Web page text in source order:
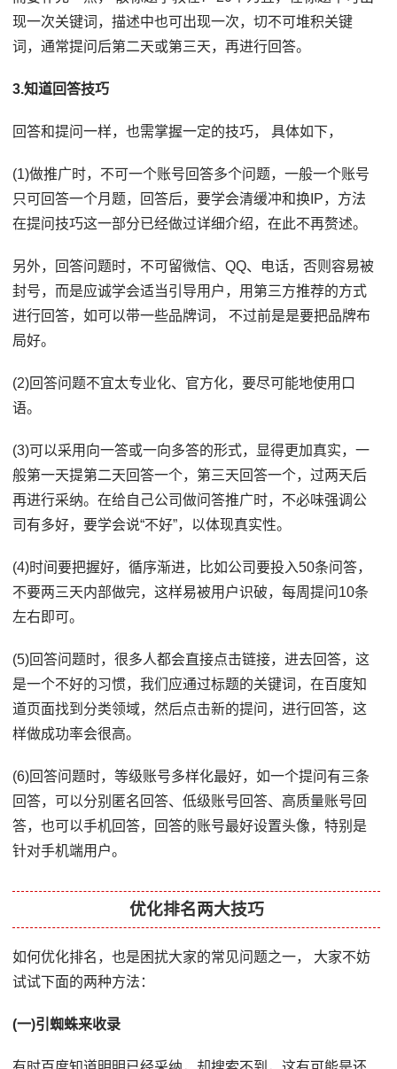
现一次关键词，描述中也可出现一次，切不可堆积关键
词，通常提问后第二天或第三天，再进行回答。
3.知道回答技巧
回答和提问一样，也需掌握一定的技巧， 具体如下，
(1)做推广时，不可一个账号回答多个问题，一般一个账号
只可回答一个月题，回答后，要学会清缓冲和换IP，方法
在提问技巧这一部分已经做过详细介绍，在此不再赘述。
另外，回答问题时，不可留微信、QQ、电话，否则容易被
封号，而是应诚学会适当引导用户，用第三方推荐的方式
进行回答，如可以带一些品牌词， 不过前是是要把品牌布
局好。
(2)回答问题不宜太专业化、官方化，要尽可能地使用口
语。
(3)可以采用向一答或一向多答的形式，显得更加真实，一
般第一天提第二天回答一个，第三天回答一个，过两天后
再进行采纳。在给自己公司做问答推广时，不必味强调公
司有多好，要学会说“不好”，以体现真实性。
(4)时间要把握好，循序渐进，比如公司要投入50条问答，
不要两三天内部做完，这样易被用户识破，每周提问10条
左右即可。
(5)回答问题时，很多人都会直接点击链接，进去回答，这
是一个不好的习惯，我们应通过标题的关键词，在百度知
道页面找到分类领域，然后点击新的提问，进行回答，这
样做成功率会很高。
(6)回答问题时，等级账号多样化最好，如一个提问有三条
回答，可以分别匿名回答、低级账号回答、高质量账号回
答，也可以手机回答，回答的账号最好设置头像，特别是
针对手机端用户。
优化排名两大技巧
如何优化排名，也是困扰大家的常见问题之一， 大家不妨
试试下面的两种方法：
(一)引蜘蛛来收录